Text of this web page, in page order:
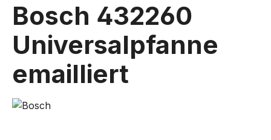
Bosch 432260
Universalpfanne
emailliert